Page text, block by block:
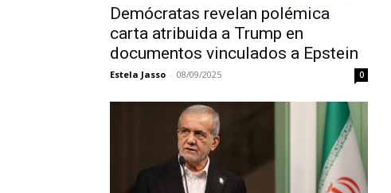
Demócratas revelan polémica
carta atribuida a Trump en
documentos vinculados a Epstein
Estela Jasso - 08/09/2025 0